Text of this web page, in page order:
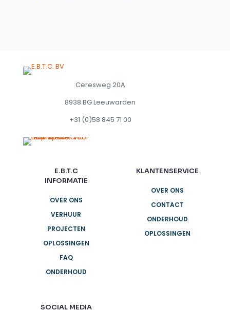
Ceresweg 20A
8938 BG Leeuwarden
+31 (0)58 845 71 00
E.B.T.C
INFORMATIE
OVER ONS
VERHUUR
PROJECTEN
OPLOSSINGEN
FAQ
ONDERHOUD
KLANTENSERVICE
OVER ONS
CONTACT
ONDERHOUD
OPLOSSINGEN
SOCIAL MEDIA